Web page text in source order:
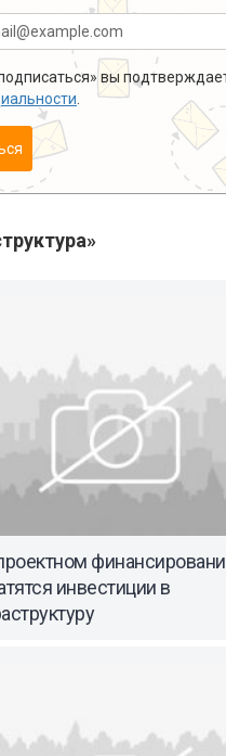
вы
инвестиции в